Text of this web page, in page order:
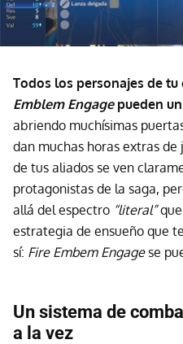
Todos los personajes de
Emblem Engagepueden
abriendo muchísimas
dan muchas horas extras
de tus aliados se ven
protagonistas de la saga,
allá del espectro “literal”que
estrategia de ensueño que
sí: Fire Embem Engagese
Un sistema de
a la vez